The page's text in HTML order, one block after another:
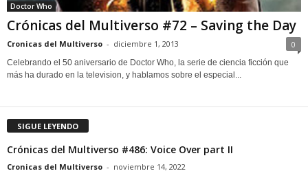
Doctor Who
Crónicas del Multiverso #72 – Saving the Day
Cronicas del Multiverso - diciembre 1, 2013 0
Celebrando el 50 aniversario de Doctor Who, la serie de ciencia ficción que
más ha durado en la television, y hablamos sobre el especial...
SIGUE LEYENDO
Crónicas del Multiverso #486: Voice Over part II
Cronicas del Multiverso - noviembre 14, 2022